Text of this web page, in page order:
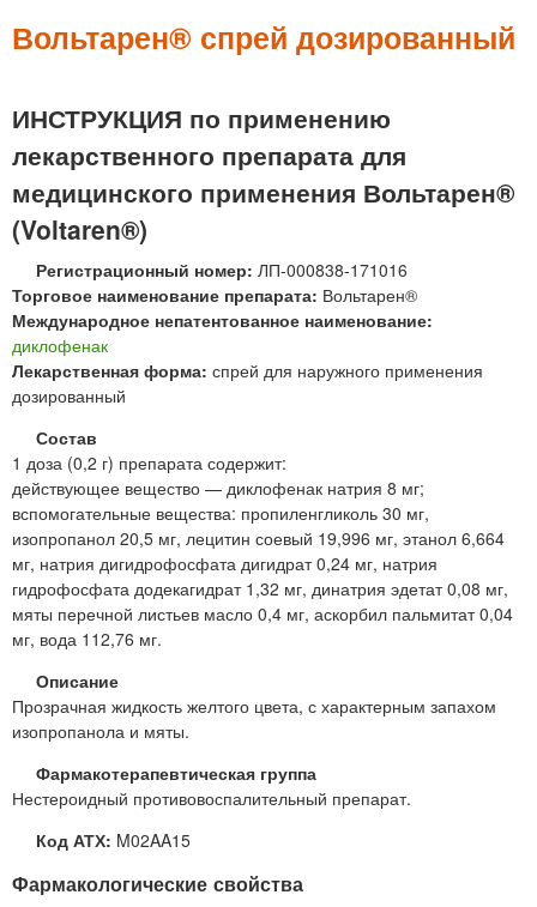
Вольтарен® спрей дозированный
ИНСТРУКЦИЯ по применению
лекарственного препарата для
медицинского применения Вольтарен®
(Voltaren®)
Регистрационный номер: ЛП-000838-171016
Торговое наименование препарата: Вольтарен®
Международное непатентованное наименование:
диклофенак
Лекарственная форма: спрей для наружного применения
дозированный
Состав
1 доза (0,2 г) препарата содержит:
действующее вещество — диклофенак натрия 8 мг;
вспомогательные вещества: пропиленгликоль 30 мг,
изопропанол 20,5 мг, лецитин соевый 19,996 мг, этанол 6,664
мг, натрия дигидрофосфата дигидрат 0,24 мг, натрия
гидрофосфата додекагидрат 1,32 мг, динатрия эдетат 0,08 мг,
мяты перечной листьев масло 0,4 мг, аскорбил пальмитат 0,04
мг, вода 112,76 мг.
Описание
Прозрачная жидкость желтого цвета, с характерным запахом
изопропанола и мяты.
Фармакотерапевтическая группа
Нестероидный противовоспалительный препарат.
Код АТХ: M02AA15
Фармакологические свойства